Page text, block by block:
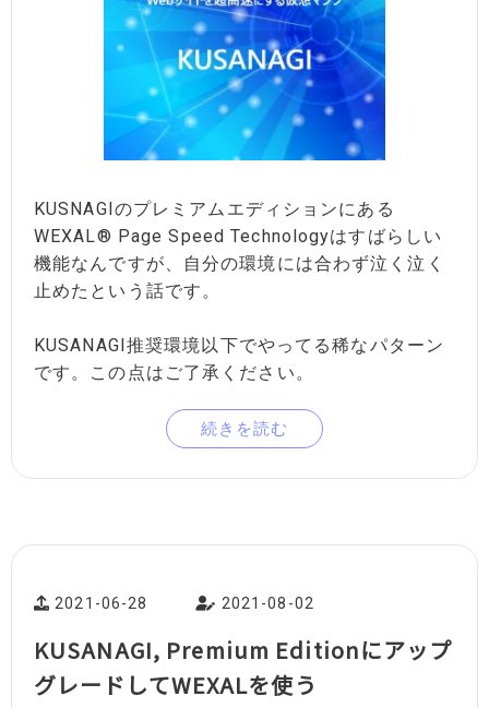
KUSNAGIのプレミアムエディションにある
WEXAL® Page Speed Technologyはすばらしい
機能なんですが、自分の環境には合わず泣く泣く
止めたという話です。
KUSANAGI推奨環境以下でやってる稀なパターン
です。この点はご了承ください。
続きを読む
2021-06-28 2021-08-02
KUSANAGI, Premium Editionにアップ
グレードしてWEXALを使う